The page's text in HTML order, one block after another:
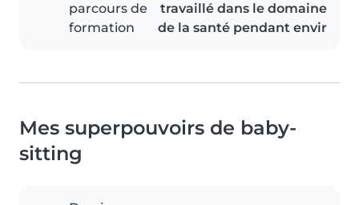
parcours de
formation
travaillé dans le domaine
de la santé pendant envir
Mes superpouvoirs de baby-
sitting